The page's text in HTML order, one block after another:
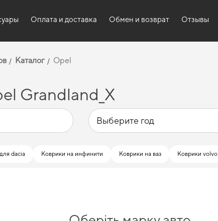
Оплата и доставка Обмен и возврат Отзывы
Каталог Opel
Grandland_X
dacia Коврики на инфинити Коврики на ваз Коврики volvo